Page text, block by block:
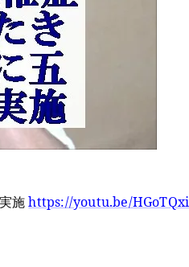
施https://youtu.be/